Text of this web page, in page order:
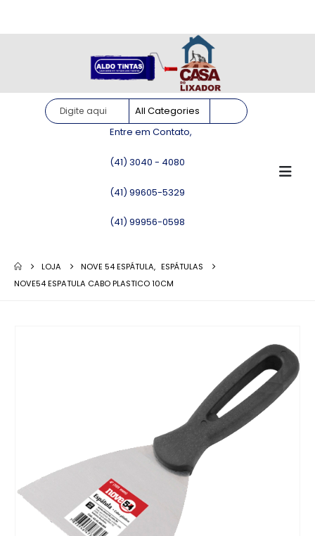
Entre em Contato,
(41) 3040 - 4080
(41) 99605-5329
(41) 99956-0598
LOJA NOVE 54 ESPÁTULA, ESPÁTULAS
NOVE54 ESPATULA CABO PLASTICO 10CM